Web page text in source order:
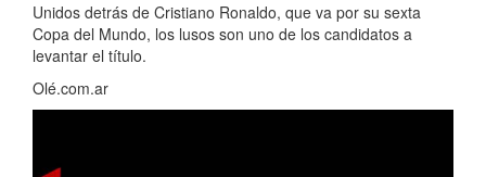
Unidos detrás de Cristiano Ronaldo, que va por su sexta
Copa del Mundo, los lusos son uno de los candidatos a
levantar el título.
Olé.com.ar